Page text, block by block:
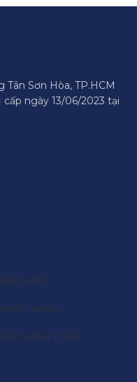
Sơn Hòa, TP.HCM
cấp ngày 13/06/2023 tại
BẢO MẬT
KIỂM HÀNG
THANH TOÁN